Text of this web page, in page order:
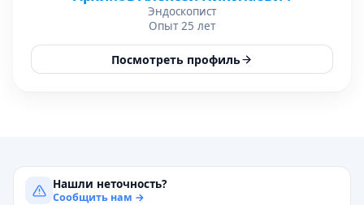
Эндоскопист
Опыт 25 лет
Посмотреть профиль
Нашли неточность?
Сообщить нам →